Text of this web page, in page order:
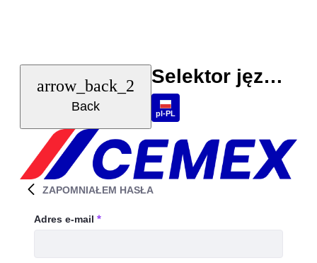
arrow_back_2
Back
Selektor języka
pl-PL
ZAPOMNIAŁEM HASŁA
Zapomniałem hasła
Adres e-mail
wymagane